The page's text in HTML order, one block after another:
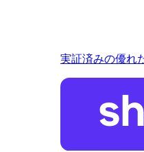
実証済みの優れ